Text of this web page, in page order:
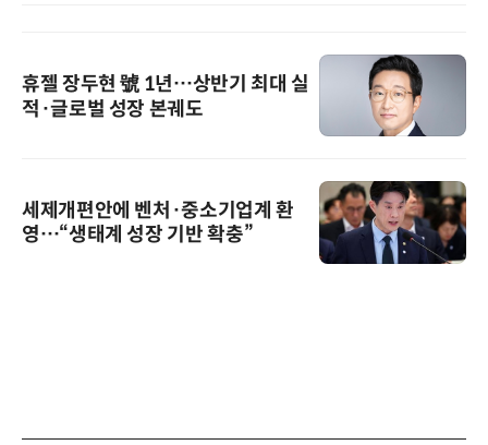
휴젤 장두현 號 1년…상반기 최대 실
적·글로벌 성장 본궤도
세제개편안에 벤처·중소기업계 환
영…“생태계 성장 기반 확충”